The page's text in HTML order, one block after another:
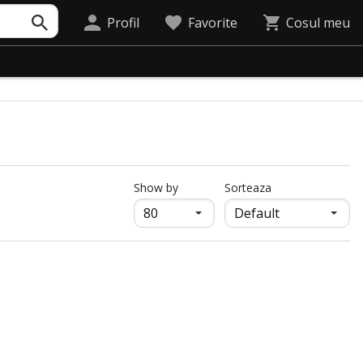
Profil Favorite Cosul meu
Show byпродукти на страница
Sorteaza